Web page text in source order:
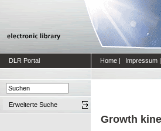
DLR Portal Home | Impressum |
Erweiterte Suche
Growth